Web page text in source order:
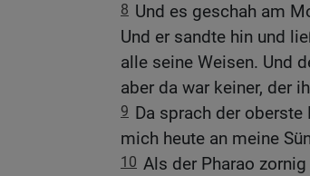
8 Und es geschah am
Und er sandte hin und
alle seine Weisen. Und
aber da war keiner, der
9 Da sprach der
mich heute an meine
10 Als der Pharao